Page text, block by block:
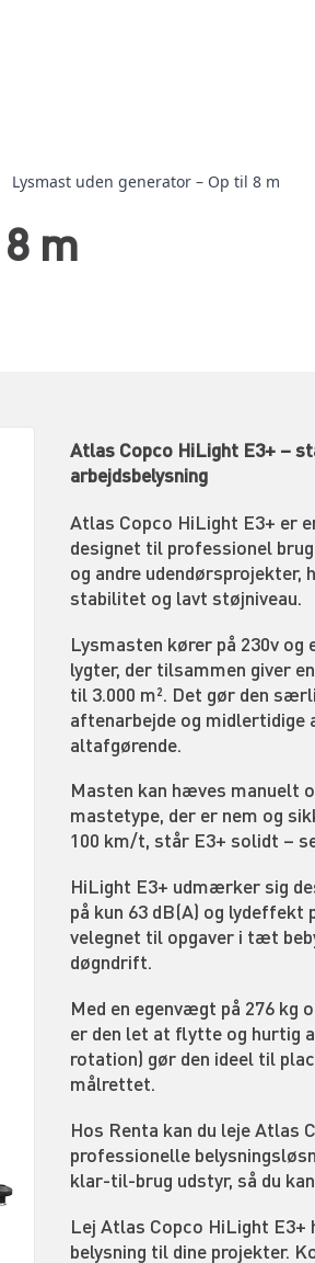
Lysmast uden generator – Op til 8 m
m
Atlas Copco HiLight E3+ –
arbejdsbelysning
Atlas Copco HiLight E3+ er
designet til professionel
og andre
stabilitet og lavt støjniveau.
Lysmasten kører på 230v og
lygter, der tilsammen giver
til 3.000 m². Det gør den
aftenarbejde og midlertidige
altafgørende.
Masten kan hæves manuelt
mastetype, der er nem og
100 km/t, står E3+ solidt –
HiLight E3+ udmærker sig
på kun 63 dB(A) og
velegnet til opgaver i tæt
døgndrift.
Med en egenvægt på 276 kg
er den let at flytte og hurtig
rotation) gør den ideel til
målrettet.
Hos Renta kan du leje Atlas
professionelle
klar-til-brug udstyr, så du
Lej Atlas Copco HiLight
belysning til dine projekter.